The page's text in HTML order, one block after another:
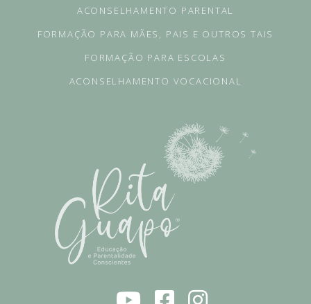
ACONSELHAMENTO PARENTAL
FORMAÇÃO PARA MÃES, PAIS E OUTROS TAIS
FORMAÇÃO PARA ESCOLAS
ACONSELHAMENTO VOCACIONAL